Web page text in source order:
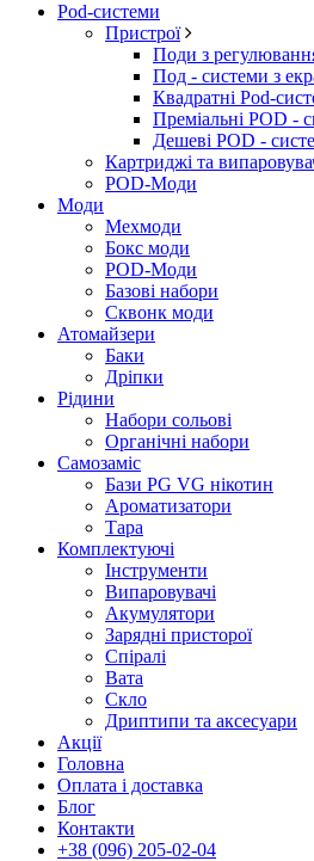
Pod-системи
Пристрої
Поди з
Под - системи з
Квадратні Pod-
Преміальні POD -
Дешеві POD -
Картриджі та
POD-Моди
Моди
Мехмоди
Бокс моди
POD-Моди
Базові набори
Сквонк моди
Атомайзери
Баки
Дріпки
Рідини
Набори сольові
Органічні набори
Самозаміс
Бази PG VG нікотин
Ароматизатори
Тара
Комплектуючі
Інструменти
Випаровувачі
Акумулятори
Зарядні присторої
Спіралі
Вата
Скло
Дриптипи та аксесуари
Акції
Головна
Оплата і доставка
Блог
Контакти
+38 (096) 205-02-04